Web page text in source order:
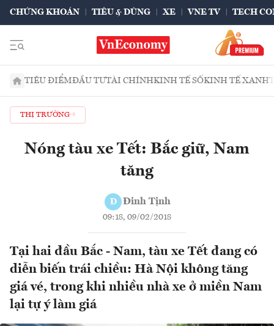
CHỨNG KHOÁN TIÊU & DÙNG XE VNE TV TECH
TIÊU ĐIỂMĐẦU TƯTÀI CHÍNHKINH TẾ SỐKINH TẾ XANH
THỊ TRƯỜNG
Nóng tàu xe Tết: Bắc giữ, Nam
tăng
Đ Đinh Tịnh
09:18, 09/02/2018
Tại hai đầu Bắc - Nam, tàu xe Tết đang có
diễn biến trái chiều: Hà Nội không tăng
giá vé, trong khi nhiều nhà xe ở miền Nam
lại tự ý làm giá